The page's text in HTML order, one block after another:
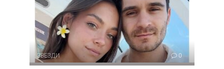
ЗВЕЗДИ 0